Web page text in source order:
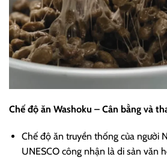
Chế độ ăn Washoku – Cân bằng và
Chế độ ăn truyền thống của người
UNESCO công nhận là di sản văn